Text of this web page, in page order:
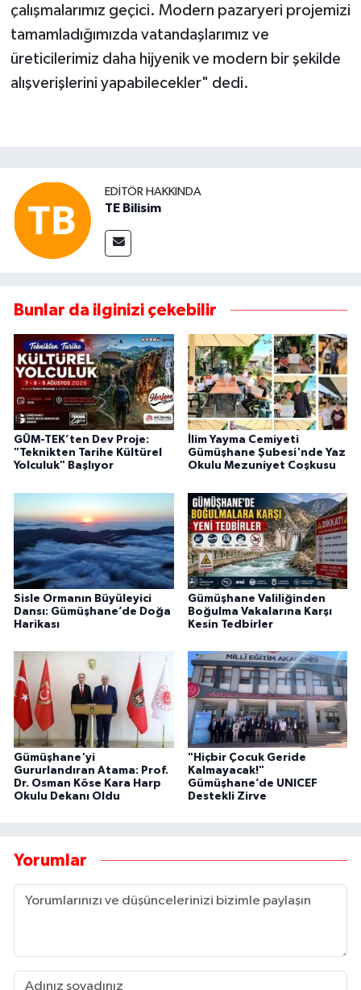
çalışmalarımız geçici. Modern pazaryeri projemizi
tamamladığımızda vatandaşlarımız ve
üreticilerimiz daha hijyenik ve modern bir şekilde
alışverişlerini yapabilecekler" dedi.
EDITÖR HAKKINDA
TE Bilisim
Bunlar da ilginizi çekebilir
GÜM-TEK’ten Dev Proje:
"Teknikten Tarihe Kültürel
Yolculuk" Başlıyor
İlim Yayma Cemiyeti
Gümüşhane Şubesi'nde Yaz
Okulu Mezuniyet Coşkusu
Sisle Ormanın Büyüleyici
Dansı: Gümüşhane’de Doğa
Harikası
Gümüşhane Valiliğinden
Boğulma Vakalarına Karşı
Kesin Tedbirler
Gümüşhane'yi
Gururlandıran Atama: Prof.
Dr. Osman Köse Kara Harp
Okulu Dekanı Oldu
"Hiçbir Çocuk Geride
Kalmayacak!"
Gümüşhane’de UNICEF
Destekli Zirve
Yorumlar